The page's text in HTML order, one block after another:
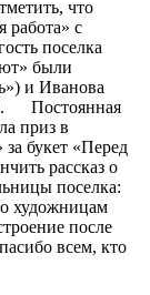
что
с
поселка
были
и Иванова
Постоянная
приз в
букет «Перед
рассказ о
поселка:
художницам
после
всем, кто